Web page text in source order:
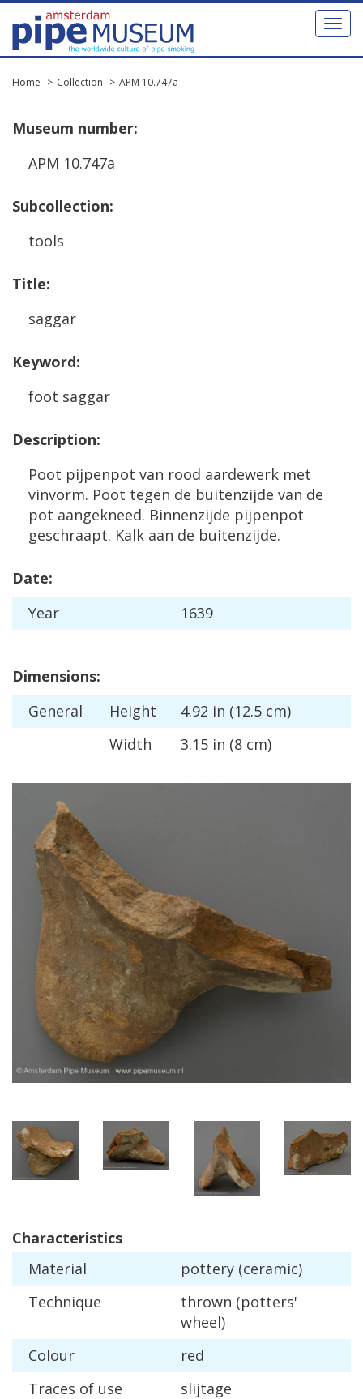
Toggle
Home Collection APM 10.747a
Museum number:
APM 10.747a
Subcollection:
tools
Title:
saggar
Keyword:
foot saggar
Description:
Poot pijpenpot van rood aardewerk met
vinvorm. Poot tegen de buitenzijde van de
pot aangekneed. Binnenzijde pijpenpot
geschraapt. Kalk aan de buitenzijde.
Date:
Year
1639
Dimensions:
General
Height 4.92 in (12.5 cm)
Width
3.15 in (8 cm)
Characteristics
Material
pottery (ceramic)
Technique
thrown (potters'
wheel)
Colour
red
Traces of use slijtage